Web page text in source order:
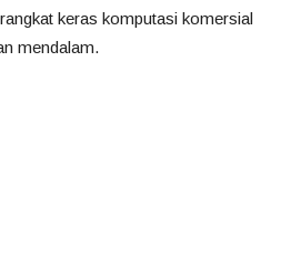
keras komputasi komersial
mendalam.